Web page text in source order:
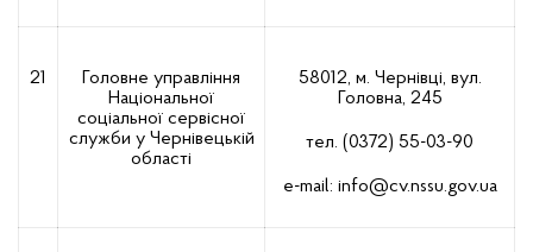
21
Головне управління
Національної
соціальної сервісної
служби у Чернівецькій
області
58012, м. Чернівці, вул.
Головна, 245
тел. (0372) 55-03-90
е-mail: info@cv.nssu.gov.ua